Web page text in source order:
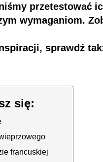
przetestować
wymaganiom.
sprawdź
francuskiej